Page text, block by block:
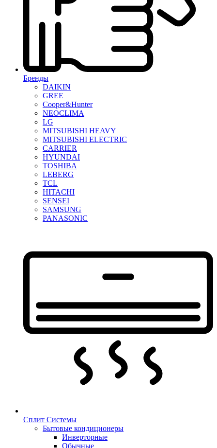
Бренды
DAIKIN
GREE
Cooper&Hunter
NEOCLIMA
LG
MITSUBISHI HEAVY
MITSUBISHI ELECTRIC
CARRIER
HYUNDAI
TOSHIBA
LEBERG
TCL
HITACHI
SENSEI
SAMSUNG
PANASONIC
Сплит Системы
Бытовые кондиционеры
Инверторные
Обычные